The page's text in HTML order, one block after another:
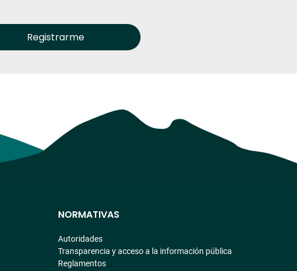
NORMATIVAS
Autoridades
Transparencia y acceso a la información pública
Reglamentos